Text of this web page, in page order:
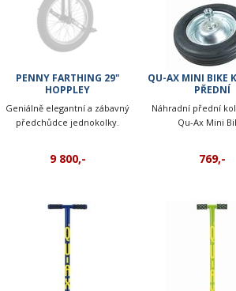
PENNY FARTHING 29"
HOPPLEY
Geniálně elegantní a zábavný
předchůdce jednokolky.
9 800,-
QU-AX MINI BIKE
PŘEDNÍ
Náhradní přední
Qu-Ax Mini
769,-